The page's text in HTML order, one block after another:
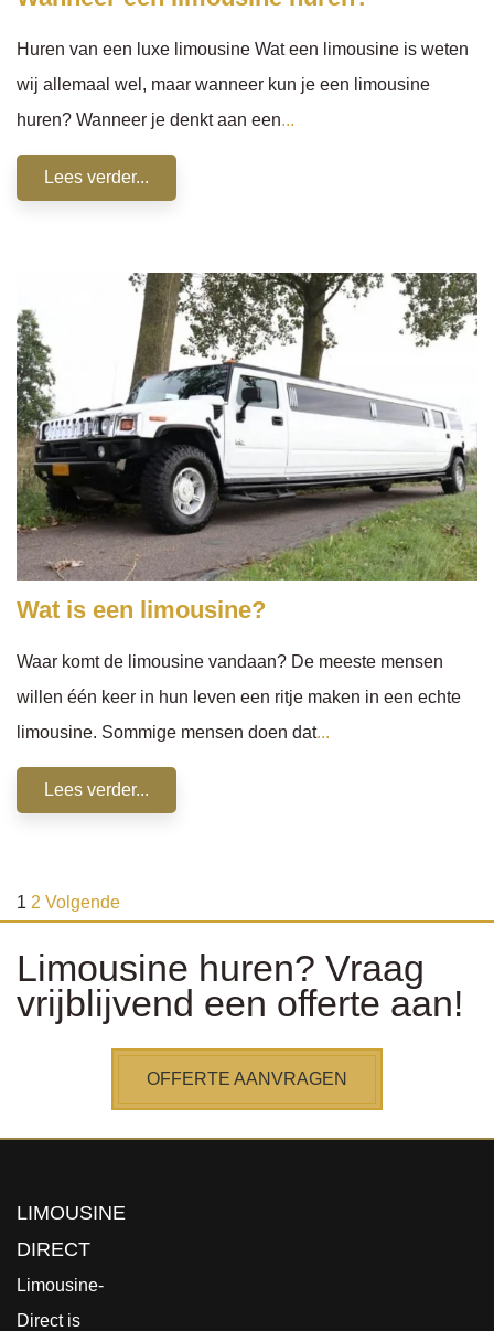
Huren van een luxe limousine Wat een limousine is weten
wij allemaal wel, maar wanneer kun je een limousine
huren? Wanneer je denkt aan een...
Lees verder...
Wat is een limousine?
Waar komt de limousine vandaan? De meeste mensen
willen één keer in hun leven een ritje maken in een echte
limousine. Sommige mensen doen dat...
Lees verder...
1 2 Volgende
Limousine huren? Vraag
vrijblijvend een offerte aan!
OFFERTE AANVRAGEN
LIMOUSINE
DIRECT
Limousine-
Direct is